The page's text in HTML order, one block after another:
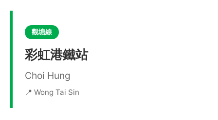
觀塘線
彩虹港鐵站
Choi Hung
📍 Wong Tai Sin